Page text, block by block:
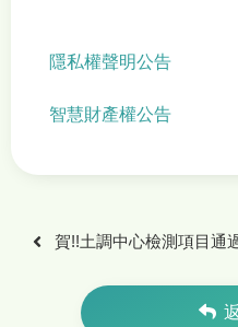
隱私權聲明公告
智慧財產權公告
賀!!土調中心檢測項目通